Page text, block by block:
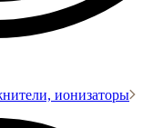
ионизаторы